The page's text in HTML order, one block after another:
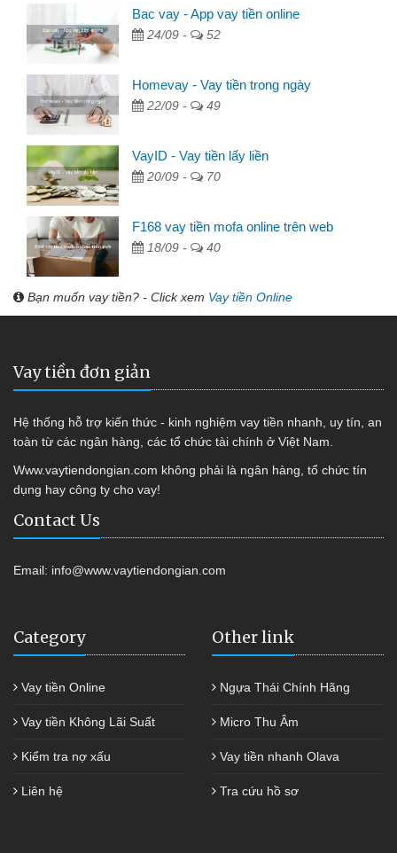
Bac vay - App vay tiền online
24/09 - 52
Homevay - Vay tiền trong ngày
22/09 - 49
VayID - Vay tiền lấy liền
20/09 - 70
F168 vay tiền mofa online trên web
18/09 - 40
Bạn muốn vay tiền? - Click xem Vay tiền Online
Vay tiền đơn giản
Hệ thống hỗ trợ kiến thức - kinh nghiệm vay tiền nhanh, uy tín, an
toàn từ các ngân hàng, các tổ chức tài chính ở Việt Nam.
Www.vaytiendongian.com không phải là ngân hàng, tổ chức tín
dụng hay công ty cho vay!
Contact Us
Email: info@www.vaytiendongian.com
Category
Vay tiền Online
Vay tiền Không Lãi Suất
Kiểm tra nợ xấu
Liên hệ
Other link
Ngựa Thái Chính Hãng
Micro Thu Âm
Vay tiền nhanh Olava
Tra cứu hồ sơ